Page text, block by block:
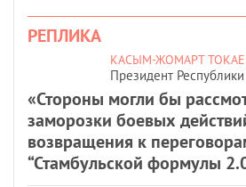
РЕПЛИКА
КАСЫМ-ЖОМАРТ
Президент Республики
«Стороны могли бы
заморозки боевых
возвращения к
“Стамбульской формулы